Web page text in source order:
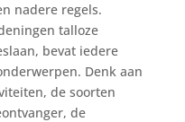
nadere regels.
talloze
bevat iedere
Denk aan
de soorten
de